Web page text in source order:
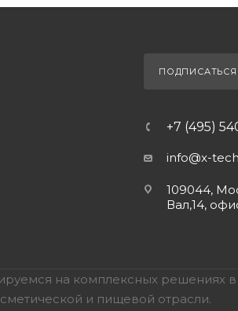
+7 (495)
info@x-
109044,
Вал,14,
на комплексных решениях в
и пищевой отрасли.